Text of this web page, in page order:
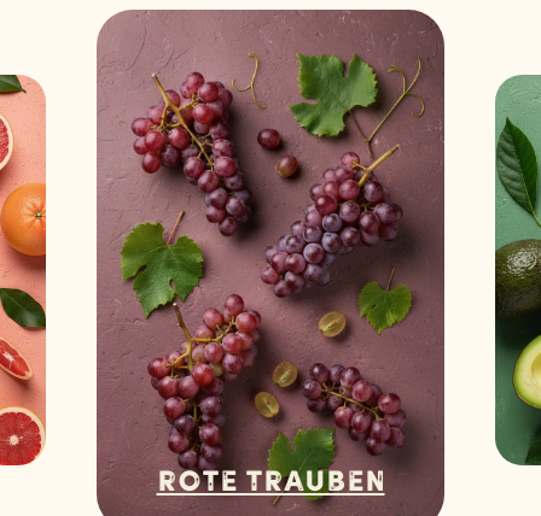
Rote Trauben